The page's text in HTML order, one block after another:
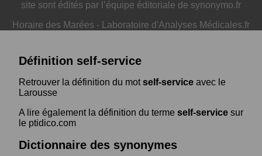
site sont édités par l’équipe éditoriale de synonymo.fr
Horaire des Marées - Laboratoire d'Analyses Médicales.fr
Définition self-service
Retrouver la définition du motself-service avec le
Larousse
A lire également la définition du terme self-service sur
le ptidico.com
Dictionnaire des synonymes